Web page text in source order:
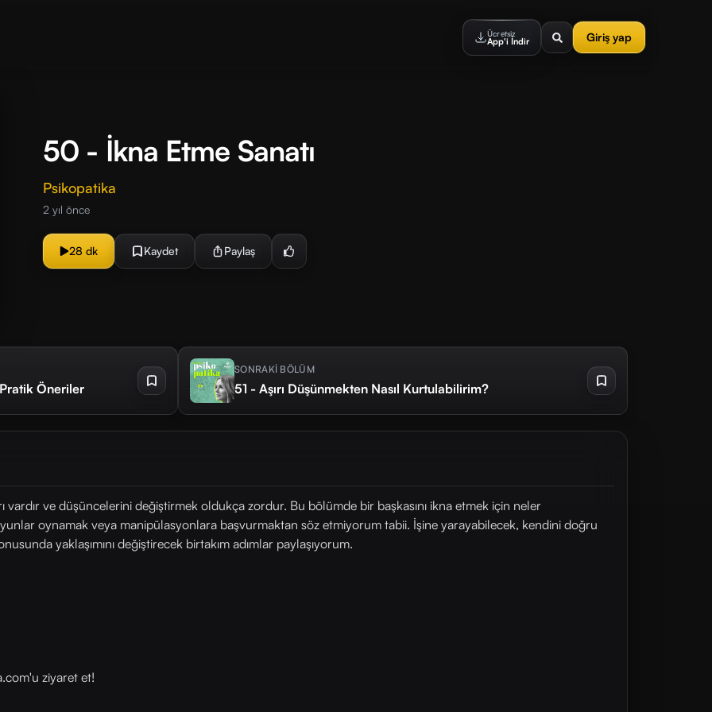
Ücretsiz
App'i İndir Giriş yap
50 - İkna Etme Sanatı
Psikopatika
2 yıl önce
28 dk Kaydet Paylaş
Öneriler
SONRAKİ BÖLÜM
51 - Aşırı Düşünmekten Nasıl Kurtulabilirim?
vardır ve düşüncelerini değiştirmek oldukça zordur. Bu bölümde bir başkasını ikna etmek için neler
oynamak veya manipülasyonlara başvurmaktan söz etmiyorum tabii. İşine yarayabilecek, kendini doğru
yaklaşımını değiştirecek birtakım adımlar paylaşıyorum.
ziyaret et!